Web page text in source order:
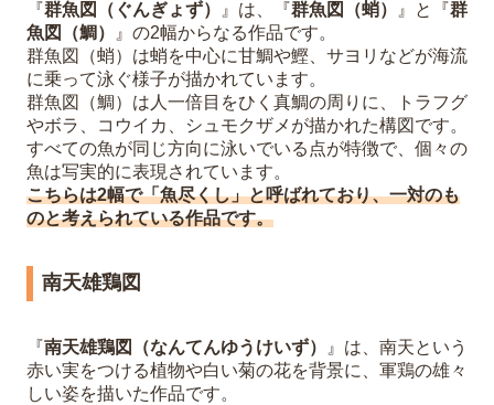
『群魚図（ぐんぎょず） 』は、『群魚図（蛸） 』と『群
魚図（鯛）
』の2幅からなる作品です。
群魚図（蛸）は蛸を中心に甘鯛や鰹、サヨリなどが海流
に乗って泳ぐ様子が描かれています。
群魚図（鯛）は人一倍目をひく真鯛の周りに、トラフグ
やボラ、コウイカ、シュモクザメが描かれた構図です。
すべての魚が同じ方向に泳いでいる点が特徴で、個々の
魚は写実的に表現されています。
こちらは2幅で「魚尽くし」と呼ばれており、一対のも
のと考えられている作品です。
南天雄鶏図
『南天雄鶏図（なんてんゆうけいず）
』は、南天という
赤い実をつける植物や白い菊の花を背景に、軍鶏の雄々
しい姿を描いた作品です。